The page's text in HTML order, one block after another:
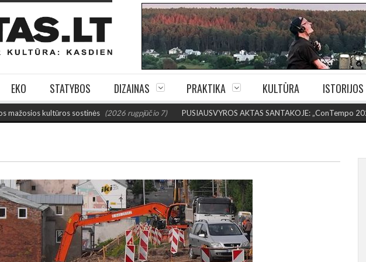
EKO STATYBOS DIZAINAS PRAKTIKA KULTŪRA ISTORIJOS
sostinės (2026 rugpjūčio 7) PUSIAUSVYROS AKTAS SANTAKOJE: „ConTempo 2026“